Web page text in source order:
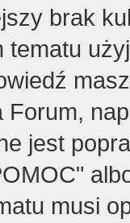
brak
tematu
Forum,
jest
musi